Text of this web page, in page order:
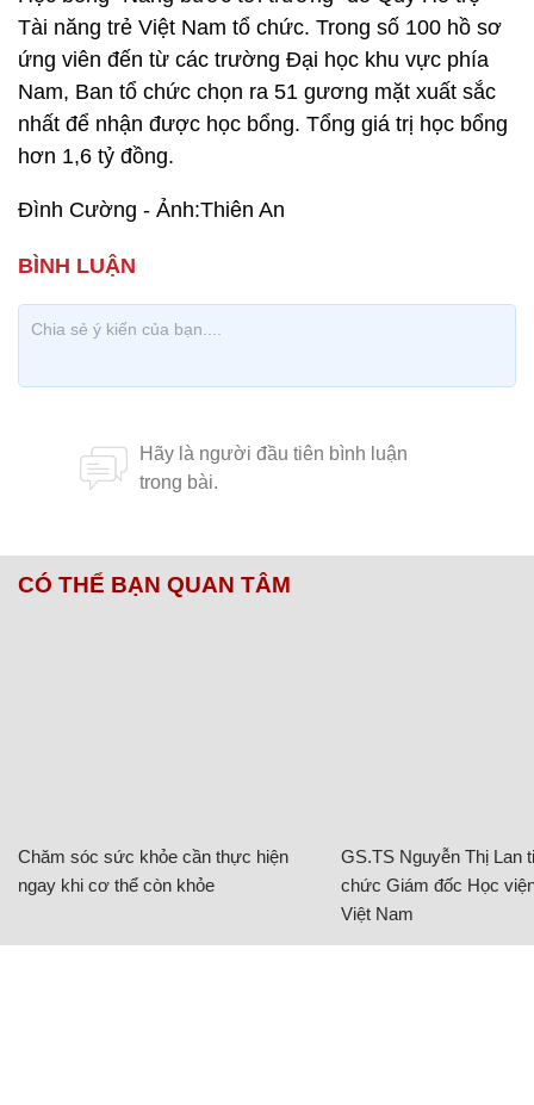
Tài năng trẻ Việt Nam tổ chức. Trong số 100 hồ sơ
ứng viên đến từ các trường Đại học khu vực phía
Nam, Ban tổ chức chọn ra 51 gương mặt xuất sắc
nhất để nhận được học bổng. Tổng giá trị học bổng
hơn 1,6 tỷ đồng.
Đình Cường - Ảnh:Thiên An
CÓ THỂ BẠN QUAN TÂM
Chăm sóc sức khỏe cần thực hiện
ngay khi cơ thể còn khỏe
GS.TS Nguyễn Thị Lan
chức Giám đốc Học
Việt Nam